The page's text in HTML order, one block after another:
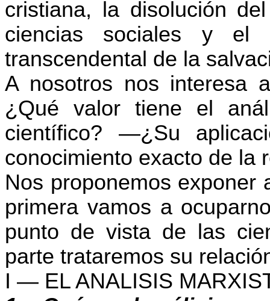
cristiana, la disolución
ciencias sociales y el
transcendental de la
A nosotros nos interesa
¿Qué valor tiene el
científico? —¿Su
conocimiento exacto de la
Nos proponemos
primera vamos a
punto de vista de las
parte trataremos su
I — EL ANALISIS